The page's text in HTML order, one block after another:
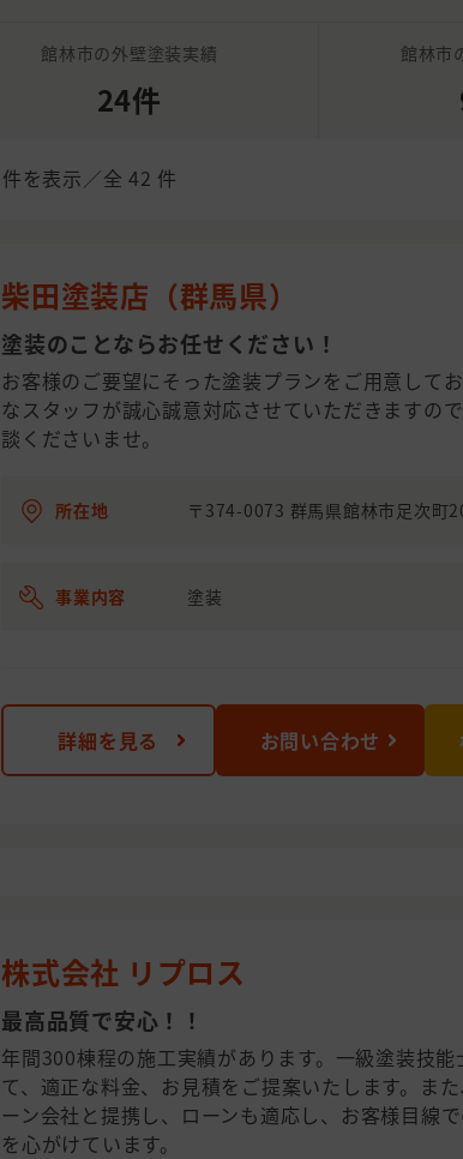
館林市の外壁塗装実績
24件
館林市
件を表示／全 42 件
柴田塗装店（群馬県）
塗装のことならお任せください！
お客様のご要望にそった塗装プランをご用意して
なスタッフが誠心誠意対応させていただきますの
談くださいませ。
所在地 〒374-0073 群馬県館林市足次町
事業内容 塗装
詳細を見る お問い合わせ
株式会社 リプロス
最高品質で安心！！
年間300棟程の施工実績があります。一級塗装技
て、適正な料金、お見積をご提案いたします。ま
ーン会社と提携し、ローンも適応し、お客様目線
を心がけています。